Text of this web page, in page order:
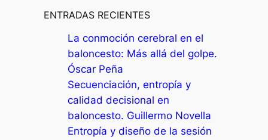
ENTRADAS RECIENTES
La conmoción cerebral en el
baloncesto: Más allá del golpe.
Óscar Peña
Secuenciación, entropía y
calidad decisional en
baloncesto. Guillermo Novella
Entropía y diseño de la sesión